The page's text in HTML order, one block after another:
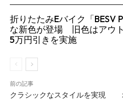
折りたたみEバイク「BESV
な新色が登場 旧色はアウ
5万円引きを実施
前の記事
クラシックなスタイルを実現